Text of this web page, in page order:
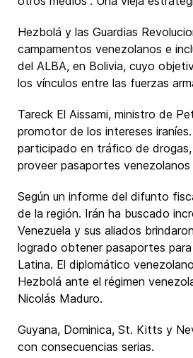
Hezbolá y las Guardias
campamentos venezolanos e
del ALBA, en Bolivia, cuyo
los vínculos entre las fuerzas
Tareck El Aissami, ministro de
promotor de los intereses
participado en tráfico de
proveer pasaportes
Según un informe del difunto
de la región. Irán ha buscado
Venezuela y sus aliados
logrado obtener pasaportes
Latina. El diplomático
Hezbolá ante el régimen
Nicolás Maduro.
Guyana, Dominica, St. Kitts y
con consecuencias serias.